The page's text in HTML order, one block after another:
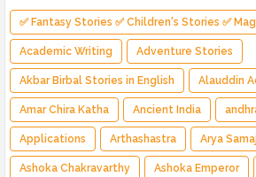
✅ Fantasy Stories ✅ Children's Stories ✅
Indian Fantasy ✅ Enchanted Kingdom ✅
Academic Writing Adventure Stories
Akbar Birbal Stories in English Alauddin
Amar Chira Katha Ancient India
Applications Arthashastra Arya Samaj
Ashoka Chakravarthy Ashoka Emperor